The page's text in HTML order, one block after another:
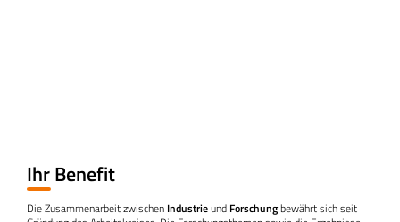
Ihr Benefit
Die Zusammenarbeit zwischen Industrieund Forschungbewährt sich seit